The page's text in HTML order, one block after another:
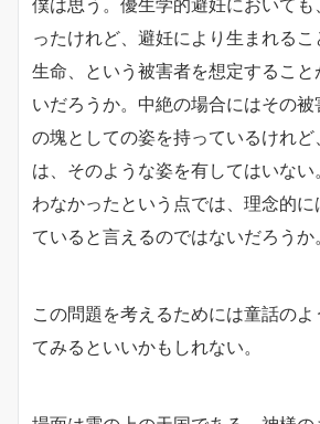
ったけれど、避妊により生まれる
生命、という被害者を想定するこ
いだろうか。中絶の場合にはその
の塊としての姿を持っているけれど
は、そのような姿を有してはいな
わなかったという点では、理念的に
ていると言えるのではないだろうか。
この問題を考えるためには童話の
てみるといいかもしれない。